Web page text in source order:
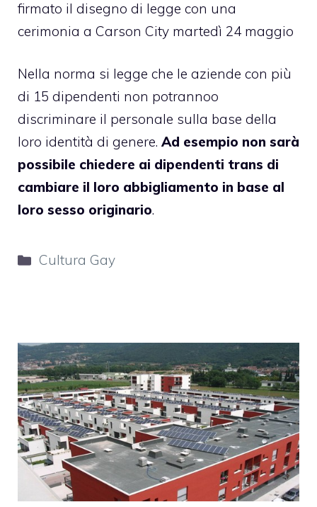
firmato il disegno di legge con una
cerimonia a Carson City martedì 24 maggio
Nella norma si legge che le aziende con più
di 15 dipendenti non potrannoo
discriminare il personale sulla base della
loro identità di genere. Ad esempio non sarà
possibile chiedere ai dipendenti trans di
cambiare il loro abbigliamento in base al
loro sesso originario.
Categorie
Cultura Gay